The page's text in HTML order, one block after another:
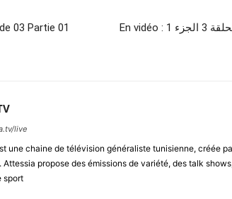
03 Partie 01
En vidéo : أولاد الغول – الحلقة 3 الجزء 1 | Awled El
live
une chaine de télévision généraliste tunisienne, créée
Attessia propose des émissions de variété, des talk
sport